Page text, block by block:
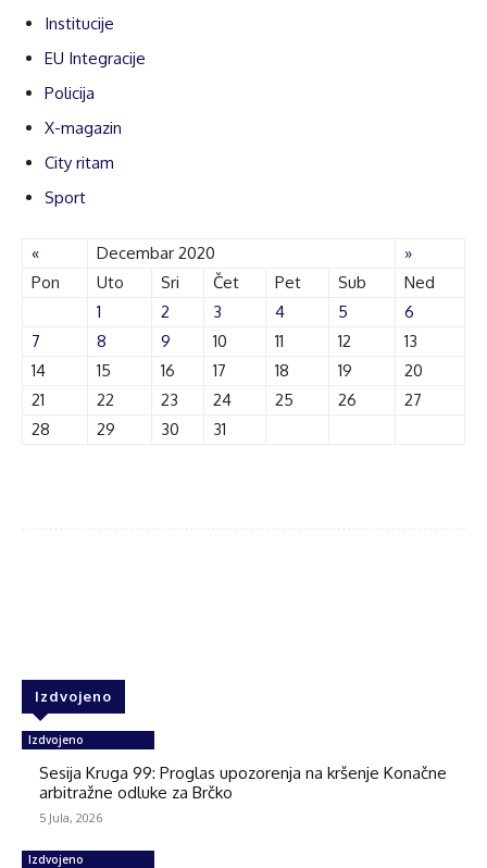
Institucije
EU Integracije
Policija
X-magazin
City ritam
Sport
« Decembar 2020
»
Pon
Uto Sri Čet Pet Sub
Ned
1
2 3 4 5
6
7
8 9 10 11 12
13
14
15 16 17 18 19
20
21
22 23 24 25 26
27
28
29 30 31
Izdvojeno
Izdvojeno
Sesija Kruga 99: Proglas upozorenja na kršenje Konačne
arbitražne odluke za Brčko
5 Jula, 2026
Izdvojeno